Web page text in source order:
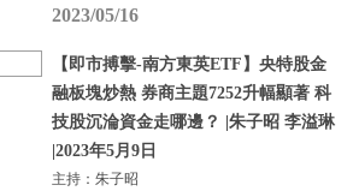
2023/05/16
【即市搏擊-南方東英ETF】央特股金
融板塊炒熱 券商主題7252升幅顯著 科
技股沉淪資金走哪邊？ |朱子昭 李溢琳
|2023年5月9日
主持：朱子昭